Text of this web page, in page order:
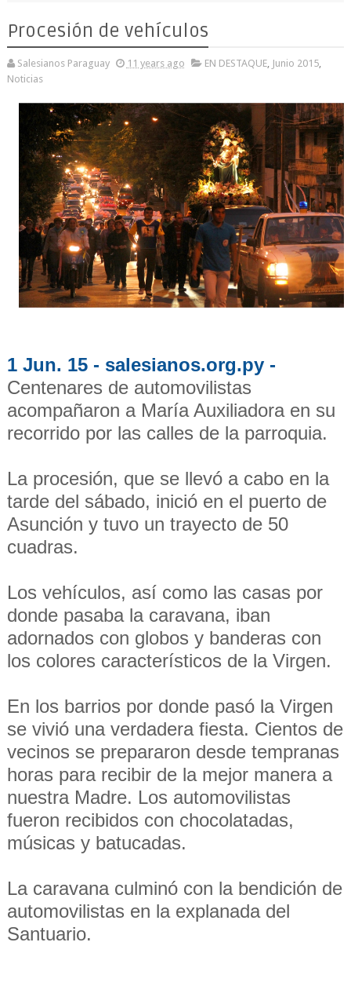
Procesión de vehículos
Salesianos Paraguay 11 years ago EN DESTAQUE, Junio 2015,
Noticias
1 Jun. 15 - salesianos.org.py -
Centenares de automovilistas
acompañaron a María Auxiliadora en su
recorrido por las calles de la parroquia.
La procesión, que se llevó a cabo en la
tarde del sábado, inició en el puerto de
Asunción y tuvo un trayecto de 50
cuadras.
Los vehículos, así como las casas por
donde pasaba la caravana, iban
adornados con globos y banderas con
los colores característicos de la Virgen.
En los barrios por donde pasó la Virgen
se vivió una verdadera fiesta. Cientos de
vecinos se prepararon desde tempranas
horas para recibir de la mejor manera a
nuestra Madre. Los automovilistas
fueron recibidos con chocolatadas,
músicas y batucadas.
La caravana culminó con la bendición de
automovilistas en la explanada del
Santuario.